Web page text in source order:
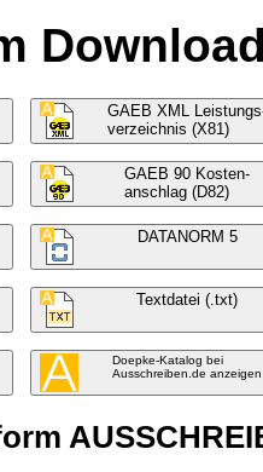
GAEB XML
verzeichnis (X81)
GAEB 90 Kosten-
anschlag (D82)
DATANORM 5
Textdatei (.txt)
Doepke-Katalog bei
Ausschreiben.de anzeigen